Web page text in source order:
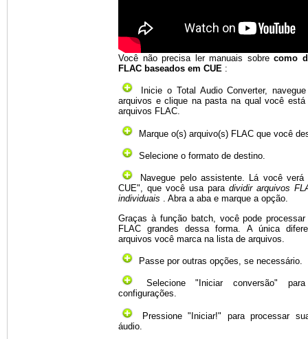
Você não precisa ler manuais sobre como
FLAC baseados em CUE :
Inicie o Total Audio Converter,
arquivos e clique na pasta na qual você está
arquivos FLAC.
Marque o(s) arquivo(s) FLAC que você
Selecione o formato de destino.
Navegue pelo assistente. Lá você
CUE", que você usa para dividir arquivos
individuais . Abra a aba e marque a opção.
Graças à função batch, você pode
FLAC grandes dessa forma. A única
arquivos você marca na lista de arquivos.
Passe por outras opções, se necessário.
Selecione "Iniciar conversão"
configurações.
Pressione "Iniciar!" para processar
áudio.